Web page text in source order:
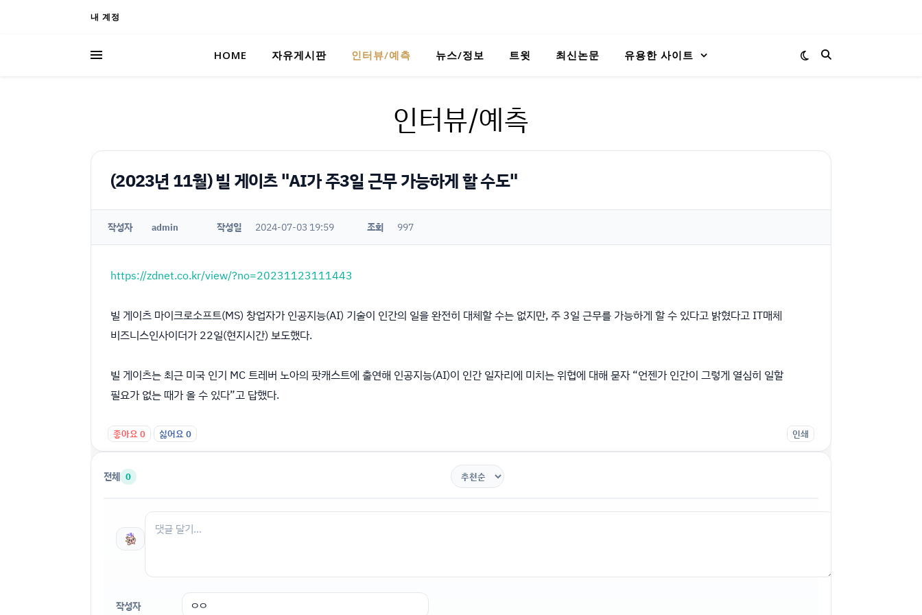
내 계정
HOME 자유게시판 인터뷰/예측 뉴스/정보 트윗 최신논문 유용한 사이트
인터뷰/예측
(2023년 11월) 빌 게이츠 "AI가 주3일 근무 가능하게 할 수도"
작성자 admin 작성일 2024-07-03 19:59 조회 997
https://zdnet.co.kr/view/?no=20231123111443
빌 게이츠 마이크로소프트(MS) 창업자가 인공지능(AI) 기술이 인간의 일을 완전히 대체할 수는 없지만, 주 3일 근무를 가능하게 할 수 있다고 밝혔다고 IT매체
비즈니스인사이더가 22일(현지시간) 보도했다.
빌 게이츠는 최근 미국 인기 MC 트레버 노아의 팟캐스트에 출연해 인공지능(AI)이 인간 일자리에 미치는 위협에 대해 묻자 “언젠가 인간이 그렇게 열심히 일할
필요가 없는 때가 올 수 있다”고 답했다.
좋아요0 싫어요0 인쇄
전체 0
작성자